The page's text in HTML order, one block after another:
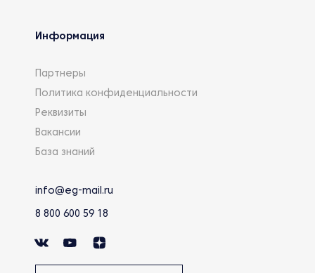
Информация
Партнеры
Политика конфиденциальности
Реквизиты
Вакансии
База знаний
info@eg-mail.ru
8 800 600 59 18